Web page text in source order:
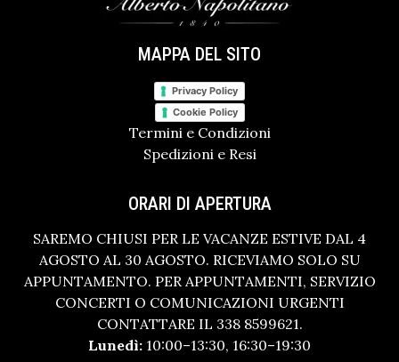
MAPPA DEL SITO
Privacy Policy
Cookie Policy
Termini e Condizioni
Spedizioni e Resi
ORARI DI APERTURA
SAREMO CHIUSI PER LE VACANZE ESTIVE DAL 4
AGOSTO AL 30 AGOSTO. RICEVIAMO SOLO SU
APPUNTAMENTO. PER APPUNTAMENTI, SERVIZIO
CONCERTI O COMUNICAZIONI URGENTI
CONTATTARE IL 338 8599621.
Lunedì: 10:00–13:30, 16:30–19:30